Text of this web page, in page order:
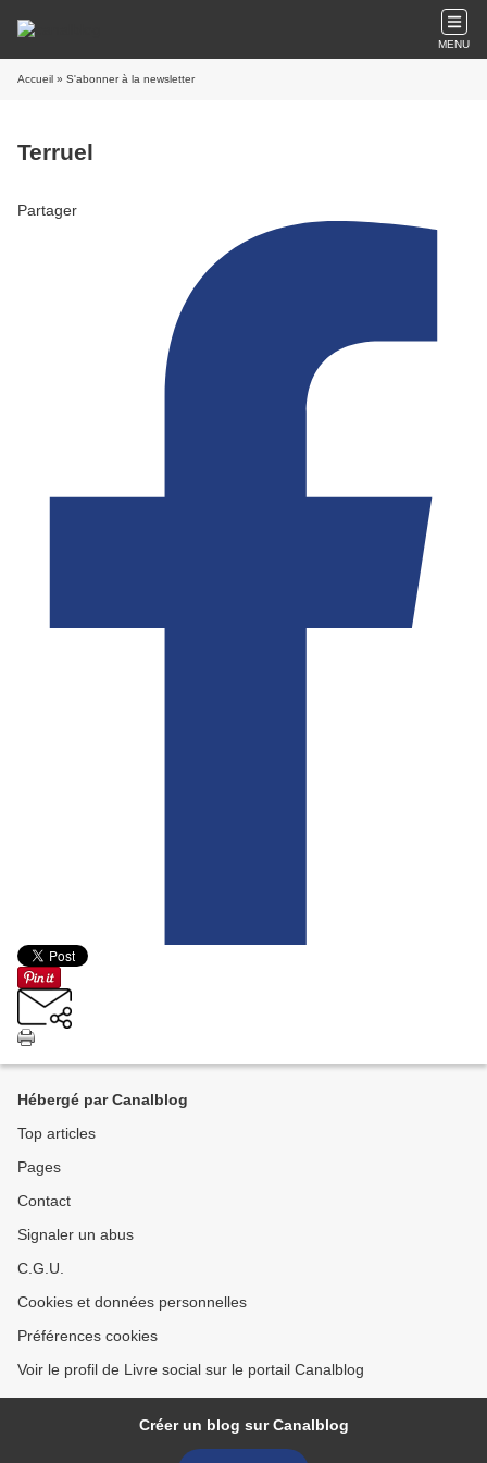
MENU
Accueil » S'abonner à la newsletter
Terruel
Partager
Hébergé par Canalblog
Top articles
Pages
Contact
Signaler un abus
C.G.U.
Cookies et données personnelles
Préférences cookies
Voir le profil de Livre social sur le portail Canalblog
Créer un blog sur Canalblog